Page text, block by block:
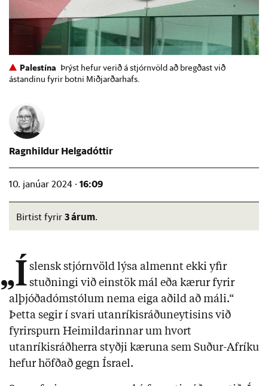
Palestína Þrýst hefur verið á stjórnvöld að bregðast við
ástandinu fyrir botni Miðjarðarhafs.
Ragnhildur Helgadóttir
10. janúar 2024 · 16:09
Birtist fyrir 3 árum.
„Í slensk stjórnvöld lýsa almennt ekki yfir
stuðningi við einstök mál eða kærur fyrir
alþjóðadómstólum nema eiga aðild að máli.“
Þetta segir í svari utanríkisráðuneytisins við
fyrirspurn Heimildarinnar um hvort
utanríkisráðherra styðji kæruna sem Suður-Afríku
hefur höfðað gegn Ísrael.